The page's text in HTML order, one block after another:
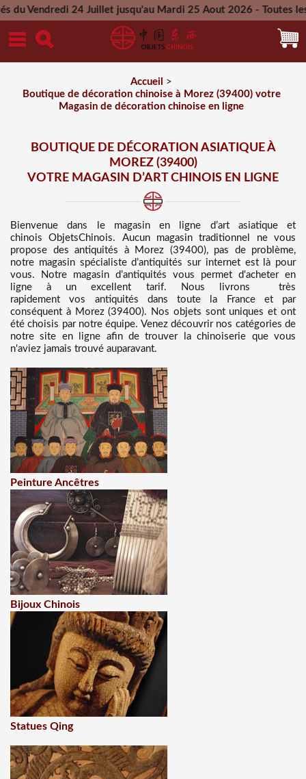
24 Juillet jusqu'au Mardi 25 Aout 2026 - Toutes les
Mercredi 26 Aout 2026
Accueil
>
Boutique de décoration chinoise à Morez (39400) votre
Magasin de décoration chinoise en ligne
BOUTIQUE DE DÉCORATION ASIATIQUE À
MOREZ (39400)
VOTRE MAGASIN D’ART CHINOIS EN LIGNE
Bienvenue dans
le magasin en ligne d’art asiatique et
chinoisObjetsChinois. Aucun magasin traditionnel ne vous
propose des antiquités à Morez (39400), pas de problème,
notre magasin spécialiste d’antiquités sur internet est là pour
vous. Notre magasin d’antiquités vous permet d'acheter en
ligne à un excellent tarif. Nous
livrons très
rapidement vos antiquités dans toute la France et par
conséquent à Morez (39400). Nos objets sont uniques et ont
été choisis par notre équipe. Venez découvrir nos catégories de
notre site en ligne afin de trouver la chinoiserie que vous
n'aviez jamais trouvé auparavant.
Peinture Ancêtres
Bijoux Chinois
Statues Qing